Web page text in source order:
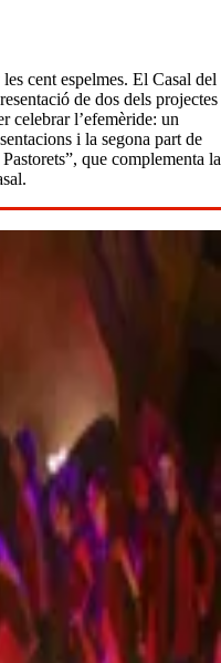
cent espelmes. El Casal del
de dos dels projectes
celebrar l’efemèride: un
i la segona part de
que complementa la